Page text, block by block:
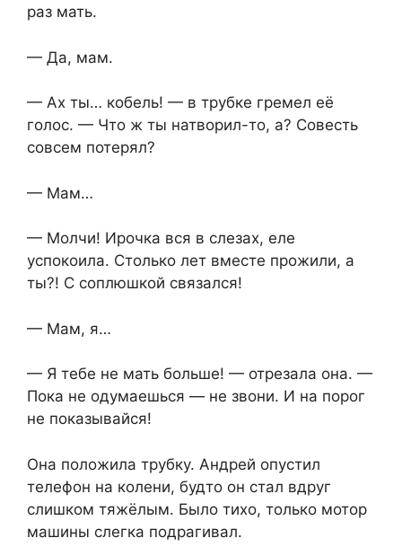
раз мать.
— Да, мам.
— Ах ты… кобель! — в трубке гремел её
голос. — Что ж ты натворил-то, а? Совесть
совсем потерял?
— Мам…
— Молчи! Ирочка вся в слезах, еле
успокоила. Столько лет вместе прожили, а
ты?! С соплюшкой связался!
— Мам, я…
— Я тебе не мать больше! — отрезала она. —
Пока не одумаешься — не звони. И на порог
не показывайся!
Она положила трубку. Андрей опустил
телефон на колени, будто он стал вдруг
слишком тяжёлым. Было тихо, только мотор
машины слегка подрагивал.